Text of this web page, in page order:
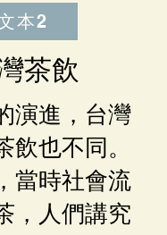
本2
茶飲
演進，台灣
飲也不同。
當時社會流
，人們講究